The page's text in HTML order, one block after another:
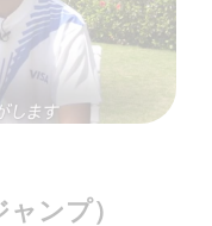
ンプ）